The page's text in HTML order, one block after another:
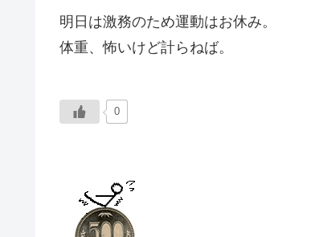
明日は激務のため運動はお休み。
体重、怖いけど計らねば。
0